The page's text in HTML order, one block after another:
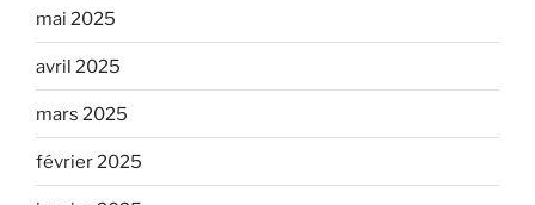
mai 2025
avril 2025
mars 2025
février 2025